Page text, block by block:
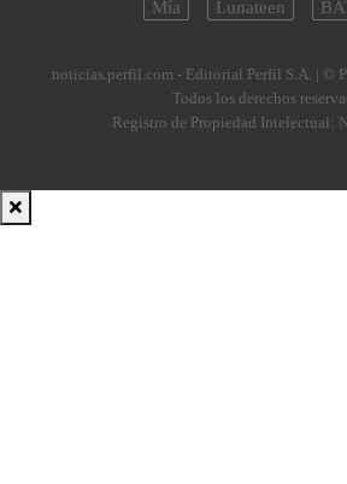
Mía
Lunateen
noticias.perfil.com - Editorial Perfil S.A. | ©
Todos los derechos
Registro de Propiedad Intelectual: